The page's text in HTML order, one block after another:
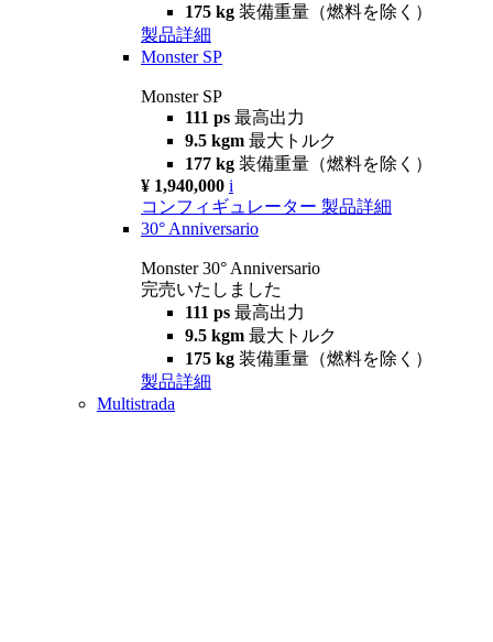
175 kg 装備重量（燃料を除く）
製品詳細
Monster SP
Monster SP
111 ps 最高出力
9.5 kgm 最大トルク
177 kg 装備重量（燃料を除く）
¥ 1,940,000 i
コンフィギュレーター 製品詳細
30° Anniversario
Monster 30° Anniversario
完売いたしました
111 ps 最高出力
9.5 kgm 最大トルク
175 kg 装備重量（燃料を除く）
製品詳細
Multistrada